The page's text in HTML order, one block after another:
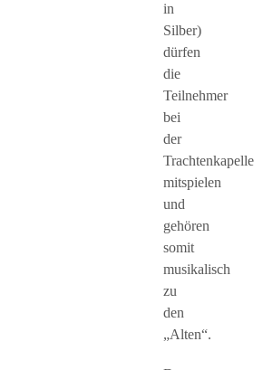
in
Silber)
dürfen
die
Teilnehmer
bei
der
Trachtenkapelle
mitspielen
und
gehören
somit
musikalisch
zu
den
„Alten“.